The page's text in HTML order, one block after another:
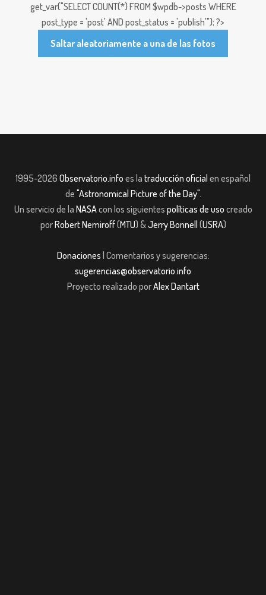
get_var("SELECT COUNT(*) FROM $wpdb->posts WHERE
post_type = 'post' AND post_status = 'publish'"); ?>
Saltar aleatoriamente a una de las fotos
1995-2026 Observatorio.info es la traducción oficial en español
de "Astronomical Picture of the Day".
Un servicio de la NASAcon los siguientes políticas de uso creado
porRobert Nemiroff(MTU) &Jerry Bonnell (USRA)
Donaciones | Comentarios y sugerencias:
sugerencias@observatorio.info
Proyecto realizado porAlex Dantart